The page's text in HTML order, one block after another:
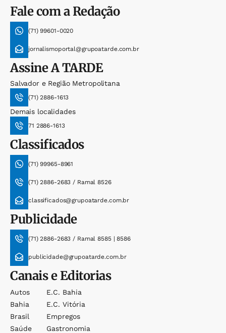
Fale com a Redação
(71) 99601-0020
jornalismoportal@grupoatarde.com.br
AssineA TARDE
Salvador e Região Metropolitana
(71) 2886-1613
Demais localidades
71 2886-1613
Classificados
(71) 99965-8961
(71) 2886-2683 / Ramal 8526
classificados@grupoatarde.com.br
Publicidade
(71) 2886-2683 / Ramal 8585 | 8586
publicidade@grupoatarde.com.br
Canais e Editorias
Autos
Bahia
Brasil
Saúde
E.c. Bahia
E.c. Vitória
Empregos
Gastronomia